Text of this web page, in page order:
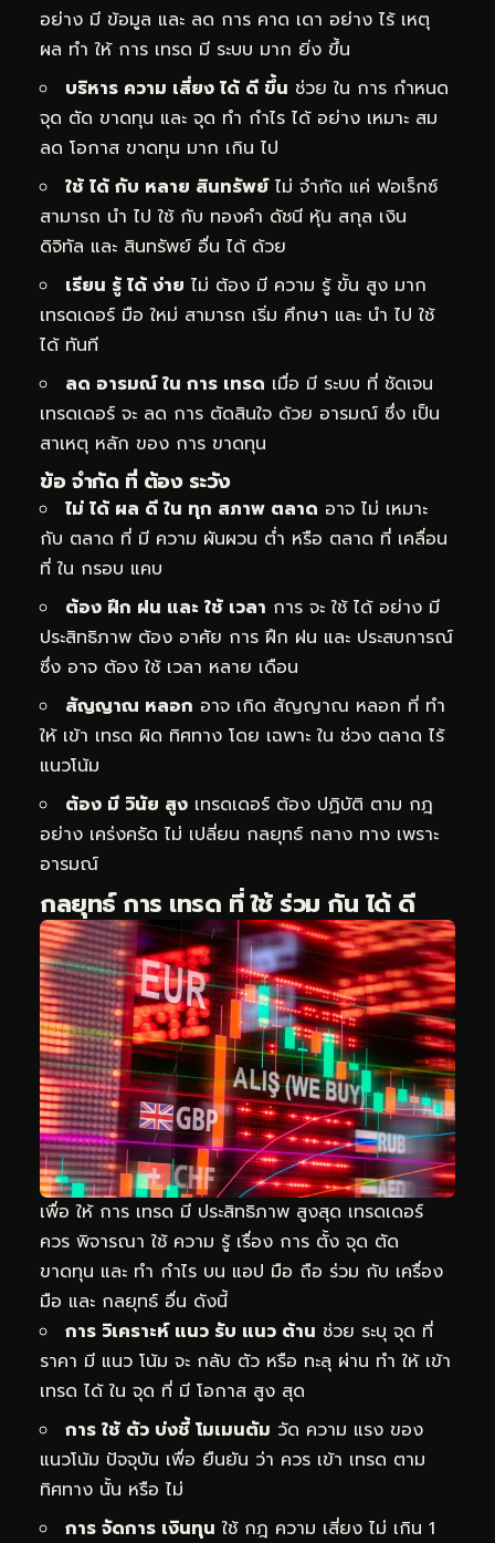
อย่าง มี ข้อมูล และ ลด การ คาด เดา อย่าง ไร้ เหตุ
ผล ทำ ให้ การ เทรด มี ระบบ มาก ยิ่ง ขึ้น
บริหาร ความ เสี่ยง ได้ ดี ขึ้น ช่วย ใน การ กำหนด
จุด ตัด ขาดทุน และ จุด ทำ กำไร ได้ อย่าง เหมาะ สม
ลด โอกาส ขาดทุน มาก เกิน ไป
ใช้ ได้ กับ หลาย สินทรัพย์ไม่ จำกัด แค่ ฟอเร็กซ์
สามารถ นำ ไป ใช้ กับ ทองคำ ดัชนี หุ้น สกุล เงิน
ดิจิทัล และ สินทรัพย์ อื่น ได้ ด้วย
เรียน รู้ ได้ ง่าย ไม่ ต้อง มี ความ รู้ ขั้น สูง มาก
เทรดเดอร์ มือ ใหม่ สามารถ เริ่ม ศึกษา และ นำ ไป ใช้
ได้ ทันที
ลด อารมณ์ ใน การ เทรด เมื่อ มี ระบบ ที่ ชัดเจน
เทรดเดอร์ จะ ลด การ ตัดสินใจ ด้วย อารมณ์ ซึ่ง เป็น
สาเหตุ หลัก ของ การ ขาดทุน
ข้อ จำกัด ที่ ต้อง ระวัง
ไม่ ได้ ผล ดี ใน ทุก สภาพ ตลาด อาจ ไม่ เหมาะ
กับ ตลาด ที่ มี ความ ผันผวน ต่ำ หรือ ตลาด ที่ เคลื่อน
ที่ ใน กรอบ แคบ
ต้อง ฝึก ฝน และ ใช้ เวลา การ จะ ใช้ ได้ อย่าง มี
ประสิทธิภาพ ต้อง อาศัย การ ฝึก ฝน และ ประสบการณ์
ซึ่ง อาจ ต้อง ใช้ เวลา หลาย เดือน
สัญญาณ หลอก อาจ เกิด สัญญาณ หลอก ที่ ทำ
ให้ เข้า เทรด ผิด ทิศทาง โดย เฉพาะ ใน ช่วง ตลาด ไร้
แนวโน้ม
ต้อง มี วินัย สูง เทรดเดอร์ ต้อง ปฏิบัติ ตาม กฎ
อย่าง เคร่งครัด ไม่ เปลี่ยน กลยุทธ์ กลาง ทาง เพราะ
อารมณ์
กลยุทธ์ การ เทรด ที่ ใช้ ร่วม กัน ได้ ดี
เพื่อ ให้ การ เทรด มี ประสิทธิภาพ สูงสุด เทรดเดอร์
ควร พิจารณา ใช้ ความ รู้ เรื่อง การ ตั้ง จุด ตัด
ขาดทุน และ ทำ กำไร บน แอป มือ ถือ ร่วม กับ เครื่อง
มือ และ กลยุทธ์ อื่น ดังนี้
การ วิเคราะห์ แนว รับ แนว ต้าน ช่วย ระบุ จุด ที่
ราคา มี แนว โน้ม จะ กลับ ตัว หรือ ทะลุ ผ่าน ทำ ให้ เข้า
เทรด ได้ ใน จุด ที่ มี โอกาส สูง สุด
การ ใช้ ตัว บ่งชี้ โมเมนตัม วัด ความ แรง ของ
แนวโน้ม ปัจจุบัน เพื่อ ยืนยัน ว่า ควร เข้า เทรด ตาม
ทิศทาง นั้น หรือ ไม่
การ จัดการ เงินทุน ใช้ กฎ ความ เสี่ยง ไม่ เกิน 1